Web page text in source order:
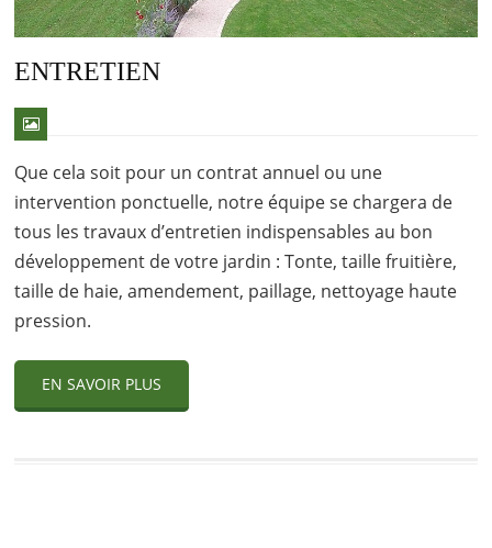
ENTRETIEN
Que cela soit pour un contrat annuel ou une
intervention ponctuelle, notre équipe se chargera de
tous les travaux d’entretien indispensables au bon
développement de votre jardin : Tonte, taille fruitière,
taille de haie, amendement, paillage, nettoyage haute
pression.
EN SAVOIR PLUS